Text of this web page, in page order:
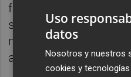
fue del 3,15%, con una
subida de 1,34
mes de 2022 y con un
años.
Uso
datos
Nosotros y nuestros
cookies y